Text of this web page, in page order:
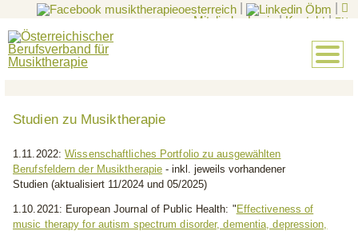
Mitglieder-Login
| Kontakt | EN
Studien zu Musiktherapie
1.11.2022:Wissenschaftliches Portfolio zu ausgewählten
Berufsfeldern der Musiktherapie -inkl. jeweils vorhandener
Studien (aktualisiert 11/2024 und 05/2025)
1.10.2021: European Journal of Public Health: " Effectiveness of
music therapy for autism spectrum disorder, dementia, depression,